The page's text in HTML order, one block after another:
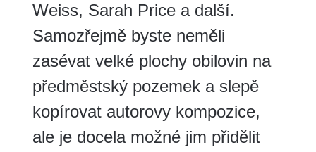
Weiss, Sarah Price a další.
Samozřejmě byste neměli
zasévat velké plochy obilovin na
předměstský pozemek a slepě
kopírovat autorovy kompozice,
ale je docela možné jim přidělit